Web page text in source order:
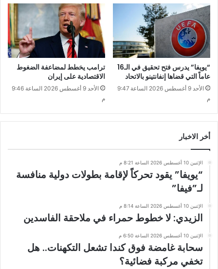
“يويفا” يدرس فتح تحقيق في الـ16
عاماً التي قضاها إنفانتينو بالاتحاد
الأحد 9 أغسطس 2026 الساعة 9:47
م
ترامب يخطط لمضاعفة الضغوط
الاقتصادية على إيران
الأحد 9 أغسطس 2026 الساعة 9:46
م
أخر الاخبار
الإثنين 10 أغسطس 2026 الساعة 8:21 م
“يويفا” يقود تحركاً لإقامة بطولات دولية منافسة
لـ”فيفا”
الإثنين 10 أغسطس 2026 الساعة 8:14 م
الزيدي: لا خطوط حمراء في ملاحقة الفاسدين
الإثنين 10 أغسطس 2026 الساعة 6:50 م
سحابة غامضة فوق كندا تشعل التكهنات.. هل
تخفي مركبة فضائية؟